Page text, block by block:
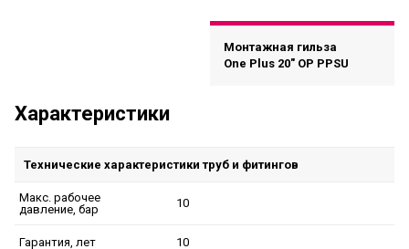
Монтажная гильза
One Plus 20" OP PPSU
Характеристики
Технические характеристики труб и фитингов
Макс. рабочее
давление, бар
10
Гарантия, лет 10